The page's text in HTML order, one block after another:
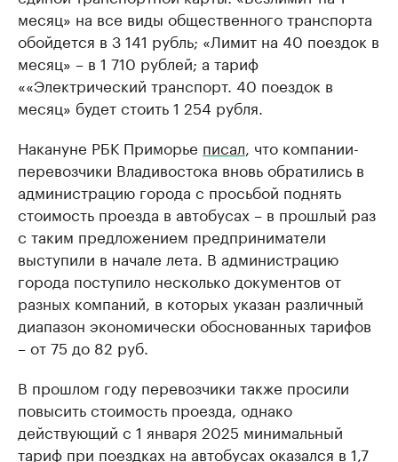
месяц» на все виды общественного транспорта
обойдется в 3 141 рубль; «Лимит на 40 поездок в
месяц» – в 1 710 рублей; а тариф
««Электрический транспорт. 40 поездок в
месяц» будет стоить 1 254 рубля.
Накануне РБК Приморье писал , что компании-
перевозчики Владивостока вновь обратились в
администрацию города с просьбой поднять
стоимость проезда в автобусах – в прошлый раз
с таким предложением предприниматели
выступили в начале лета. В администрацию
города поступило несколько документов от
разных компаний, в которых указан различный
диапазон экономически обоснованных тарифов
– от 75 до 82 руб.
В прошлом году перевозчики также просили
повысить стоимость проезда, однако
действующий с 1 января 2025 минимальный
тариф при поездках на автобусах оказался в 1,7